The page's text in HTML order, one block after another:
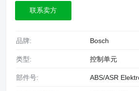
联系卖方
品牌: Bosch
类型: 控制单元
部件号: ABS/ASR